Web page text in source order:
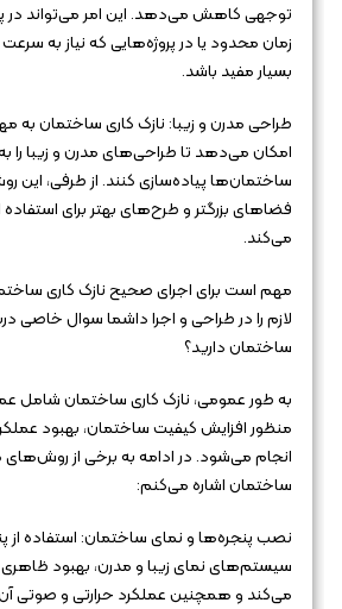
توجهی کاهش می‌دهد. این امر می‌تواند در
زمان محدود یا در پروژه‌هایی که نیاز به سرعت
بسیار مفید باشد.
طراحی مدرن و زیبا: نازک کاری ساختمان به
امکان می‌دهد تا طراحی‌های مدرن و زیبا را
ساختمان‌ها پیاده‌سازی کنند. از طرفی، این
فضاهای بزرگتر و طرح‌های بهتر برای استفاده
می‌کند.
مهم است برای اجرای صحیح نازک کاری
لازم را در طراحی و اجرا داشما سوال خاصی
ساختمان دارید؟
به طور عمومی، نازک کاری ساختمان شامل
منظور افزایش کیفیت ساختمان، بهبود
انجام می‌شود. در ادامه به برخی از روش‌های
ساختمان اشاره می‌کنم:
نصب پنجره‌ها و نمای ساختمان: استفاده از
سیستم‌های نمای زیبا و مدرن، بهبود
می‌کند و همچنین عملکرد حرارتی و صوتی